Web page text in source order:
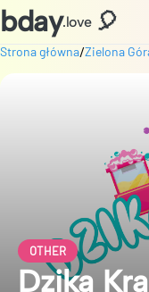
bday.love 🎈
Strona główna/Zielona
OTHER
Dzika